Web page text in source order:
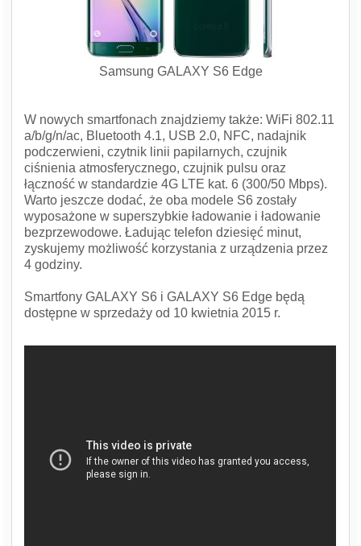
Samsung GALAXY S6 Edge
W nowych smartfonach znajdziemy także: WiFi 802.11
a/b/g/n/ac, Bluetooth 4.1, USB 2.0, NFC, nadajnik
podczerwieni, czytnik linii papilarnych, czujnik
ciśnienia atmosferycznego, czujnik pulsu oraz
łączność w standardzie 4G LTE kat. 6 (300/50 Mbps).
Warto jeszcze dodać, że oba modele S6 zostały
wyposażone w superszybkie ładowanie i ładowanie
bezprzewodowe. Ładując telefon dziesięć minut,
zyskujemy możliwość korzystania z urządzenia przez
4 godziny.
Smartfony GALAXY S6 i GALAXY S6 Edge będą
dostępne w sprzedaży od 10 kwietnia 2015 r.